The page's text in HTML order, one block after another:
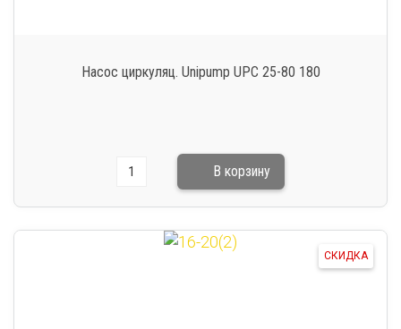
Насос циркуляц. Unipump UPC 25-80 180
СКИДКА